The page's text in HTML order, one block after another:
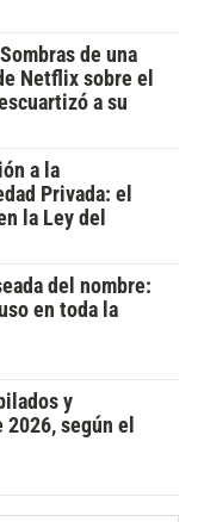
de una
Netflix sobre el
a su
a la
Privada: el
la Ley del
del nombre:
en toda la
y
según el